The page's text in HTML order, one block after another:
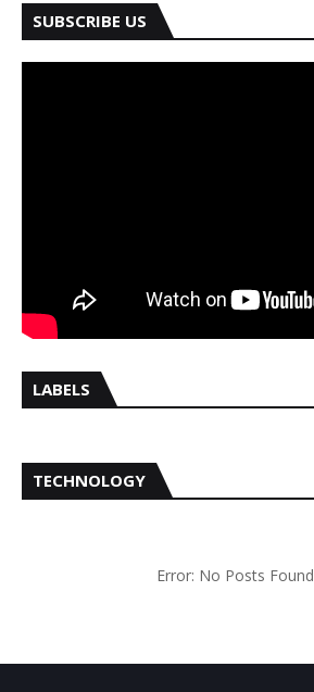
SUBSCRIBE US
LABELS
TECHNOLOGY
Error: No Posts Found